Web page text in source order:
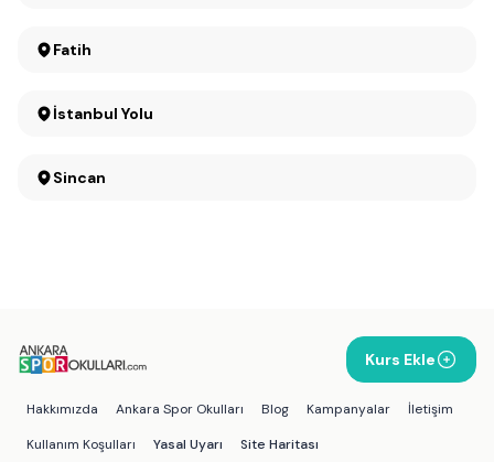
Fatih
İstanbul Yolu
Sincan
Kurs Ekle
Hakkımızda Ankara Spor Okulları Blog Kampanyalar
İletişim
Kullanım Koşulları
Yasal Uyarı Site Haritası